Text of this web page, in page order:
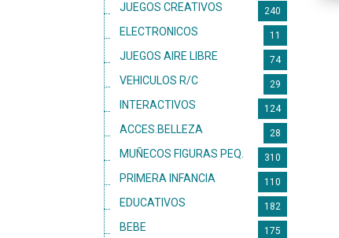
JUEGOS CREATIVOS 240
ELECTRONICOS 11
JUEGOS AIRE LIBRE 74
VEHICULOS R/C 29
INTERACTIVOS 124
ACCES.BELLEZA 28
MUÑECOS FIGURAS PEQ. 310
PRIMERA INFANCIA 110
EDUCATIVOS 182
BEBE 175